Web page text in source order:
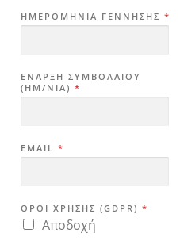
ΗΜΕΡΟΜΗΝΊΑ ΓΈΝΝΗΣΗΣ *
ΈΝΑΡΞΗ ΣΥΜΒΟΛΑΊΟΥ
(ΗΜ/ΝΊΑ) *
EMAIL *
ΌΡΟΙ ΧΡΉΣΗΣ (GDPR) *
Αποδοχή